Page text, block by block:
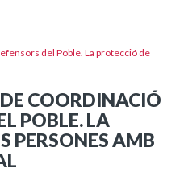
del Poble. La protecció de
COORDINACIÓ
POBLE. LA
PERSONES AMB